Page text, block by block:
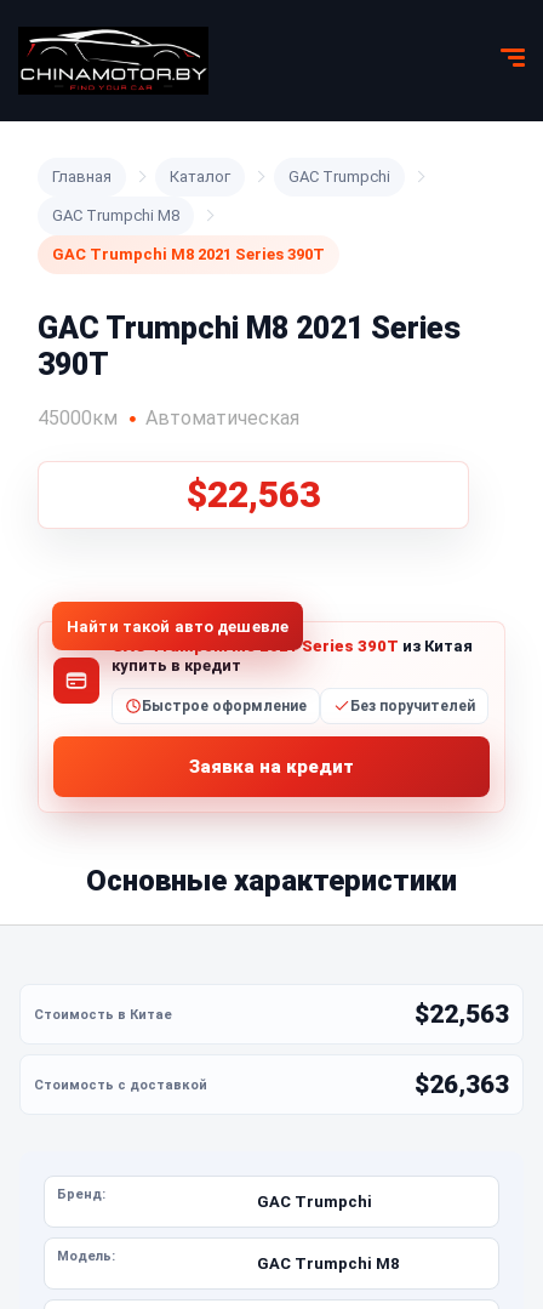
Главная Каталог GAC Trumpchi
GAC Trumpchi M8
GAC Trumpchi M8 2021 Series 390T
GAC Trumpchi M8 2021 Series
390T
45000км Автоматическая
$22,563
Найти такой авто дешевле
GAC Trumpchi M8 2021 Series 390T из Китая
купить в кредит
Быстрое оформление Без поручителей
Заявка на кредит
Основные характеристики
$22,563
$26,363
Бренд: GAC Trumpchi
Модель: GAC Trumpchi M8